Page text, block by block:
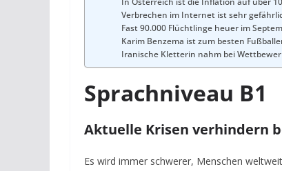
Verbrechen im Internet ist sehr
Fast 90.000 Flüchtlinge heuer im
Karim Benzema ist zum besten
Iranische Kletterin nahm bei
Sprachniveau B1
Aktuelle Krisen verhindern
Es wird immer schwerer, Menschen